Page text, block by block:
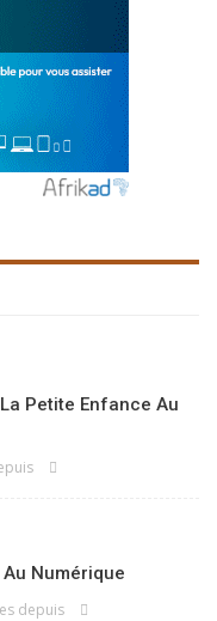
Petite Enfance Au
Numérique
depuis